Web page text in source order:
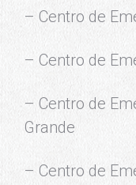
– Centro de
– Centro de
– Centro de
Grande
– Centro de